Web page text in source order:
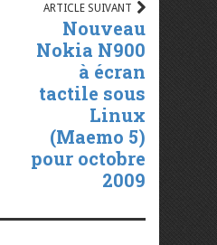
ARTICLE SUIVANT
Nouveau
Nokia N900
à écran
tactile sous
Linux
(Maemo 5)
pour octobre
2009